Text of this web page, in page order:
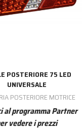
POSTERIORE 75 LED
UNIVERSALE
POSTERIORE MOTRICE
al programma Partner
vedere i prezzi